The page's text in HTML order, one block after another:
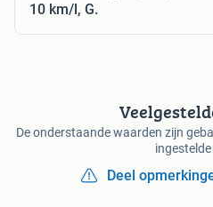
10 km/l, G.
De onderstaande waarden zijn
Deel